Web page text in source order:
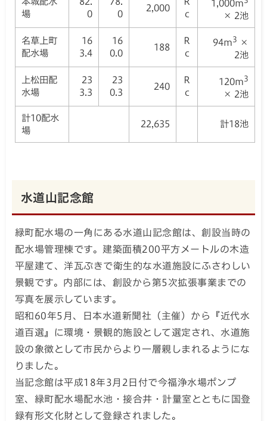
場
0
0
2,000
c
1,000m
× 2池
名草上町
配水場
16
3.4
16
0.0
188
R
c
94m3
×
2池
上松田配
水場
23
3.3
23
0.3
240
R
c
120m3
× 2池
計10配水
場
22,635 計18池
水道山記念館
緑町配水場の一角にある水道山記念館は、創設当時の
配水場管理棟です。建築面積200平方メートルの木造
平屋建て、洋瓦ぶきで衛生的な水道施設にふさわしい
景観です。内部には、創設から第5次拡張事業までの
写真を展示しています。
昭和60年5月、日本水道新聞社（主催）から『近代水
道百選』に環境・景観的施設として選定され、水道施
設の象徴として市民からより一層親しまれるようにな
りました。
当記念館は平成18年3月2日付で今福浄水場ポンプ
室、緑町配水場配水池・接合井・計量室とともに国登
録有形文化財として登録されました。